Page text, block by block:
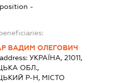
-
ВАДИМ ОЛЕГОВИЧ
УКРАЇНА, 21011,
ОБЛ.,
Р-Н, МІСТО